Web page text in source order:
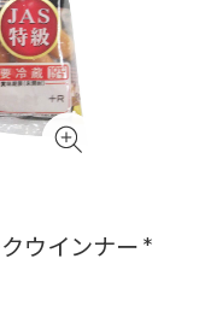
ウインナー *